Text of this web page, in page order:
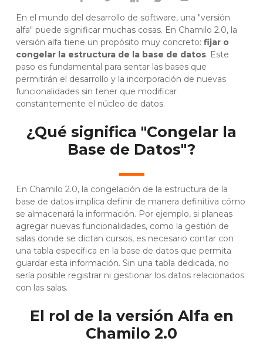
En el mundo del desarrollo de software, una "versión
alfa" puede significar muchas cosas. En Chamilo 2.0, la
versión alfa tiene un propósito muy concreto: fijar o
congelar la estructura de la base de datos. Este
paso es fundamental para sentar las bases que
permitirán el desarrollo y la incorporación de nuevas
funcionalidades sin tener que modificar
constantemente el núcleo de datos.
¿Qué significa "Congelar la
Base de Datos"?
En Chamilo 2.0, la congelación de la estructura de la
base de datos implica definir de manera definitiva cómo
se almacenará la información. Por ejemplo, si planeas
agregar nuevas funcionalidades, como la gestión de
salas donde se dictan cursos, es necesario contar con
una tabla específica en la base de datos que permita
guardar esta información. Sin una tabla dedicada, no
sería posible registrar ni gestionar los datos relacionados
con las salas.
El rol de la versión Alfa en
Chamilo 2.0